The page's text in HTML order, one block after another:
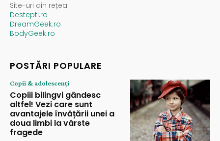
Site-uri din rețea:
Destepti.ro
DreamGeek.ro
BodyGeek.ro
POSTĂRI POPULARE
Copii & adolescenți
Copiii bilingvi gândesc
altfel! Vezi care sunt
avantajele învățării unei a
doua limbi la vârste
fragede